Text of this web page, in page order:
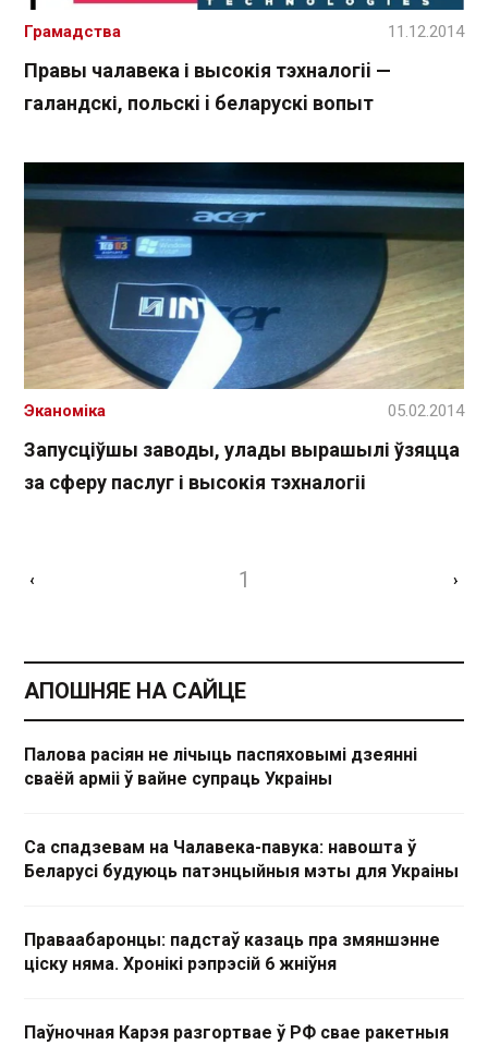
Правы чалавека і высокія тэхналогіi —
галандскі, польскi i беларускi вопыт
Грамадства 11.12.2014
Запусціўшы заводы, улады вырашылі ўзяцца
за сферу паслуг і высокія тэхналогіі
Эканоміка 05.02.2014
‹ 1 ›
АПОШНЯЕ НА САЙЦЕ
Палова расіян не лічыць паспяховымі дзеянні
сваёй арміі ў вайне супраць Украіны
Са спадзевам на Чалавека-павука: навошта ў
Беларусі будуюць патэнцыйныя мэты для Украіны
Праваабаронцы: падстаў казаць пра змяншэнне
ціску няма. Хронікі рэпрэсій 6 жніўня
Паўночная Карэя разгортвае ў РФ свае ракетныя